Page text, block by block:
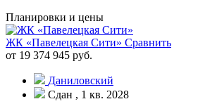
Планировки и цены
ЖК «Павелецкая Сити» Сравнить
от 19 374 945 руб.
Даниловский
Сдан , 1 кв. 2028